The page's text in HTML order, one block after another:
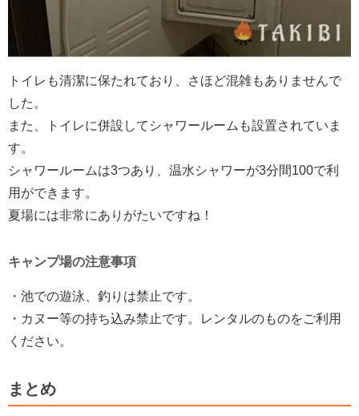
トイレも清潔に保たれており、さほど混雑もありませんで
した。
また、トイレに併設してシャワールームも設置されていま
す。
シャワールームは3つあり、温水シャワーが3分間100で利
用ができます。
夏場には非常にありがたいですね！
キャンプ場の注意事項
・池での遊泳、釣りは禁止です。
・カヌー等の持ち込み禁止です。レンタルのものをご利用
ください。
まとめ